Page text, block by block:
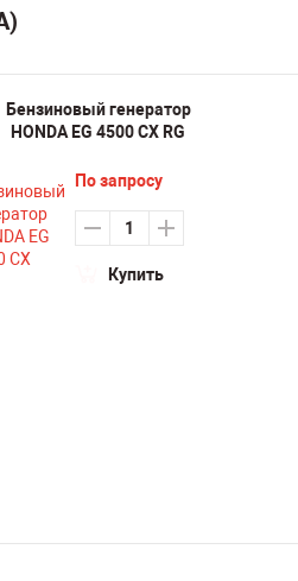
Бензиновый генератор
HONDA EG 4500 CX RG
По запросу
Купить